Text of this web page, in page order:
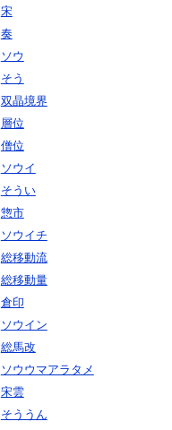
宋
奏
ソウ
そう
双晶境界
層位
僧位
ソウイ
そうい
惣市
ソウイチ
総移動流
総移動量
倉印
ソウイン
総馬改
ソウウマアラタメ
宋雲
そううん